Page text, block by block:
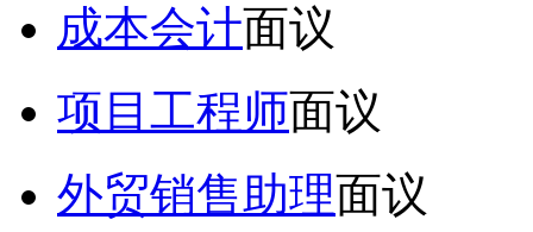
成本会计面议
项目工程师面议
外贸销售助理面议